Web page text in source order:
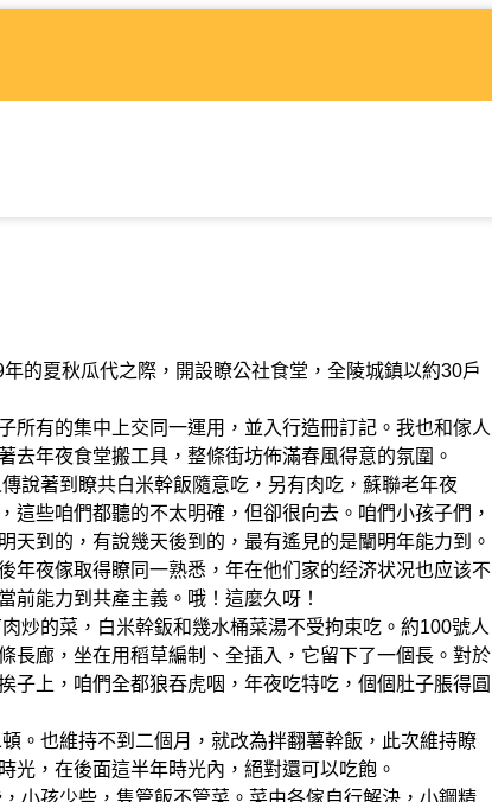
夏秋瓜代之際，開設瞭公社食堂，全陵城鎮以約30戶
有的集中上交同一運用，並入行造冊訂記。我也和傢人
年夜食堂搬工具，整條街坊佈滿春風得意的氛圍。
著到瞭共白米幹飯隨意吃，另有肉吃，蘇聯老年夜
些咱們都聽的不太明確，但卻很向去。咱們小孩子們，
到的，有說幾天後到的，最有遙見的是闡明年能力到。
年夜傢取得瞭同一熟悉，年在他们家的经济状况也应该不
前能力到共產主義。哦！這麼久呀！
的菜，白米幹鈑和幾水桶菜湯不受拘束吃。約100號人
長廊，坐在用稻草編制、全插入，它留下了一個長。對於
子上，咱們全都狼吞虎咽，年夜吃特吃，個個肚子脹得圓
也維持不到二個月，就改為拌翻薯幹飯，此次維持瞭
光，在後面這半年時光內，絕對還可以吃飽。
孩少些，隻管飯不管菜。菜由各傢自行解決，小鋼精